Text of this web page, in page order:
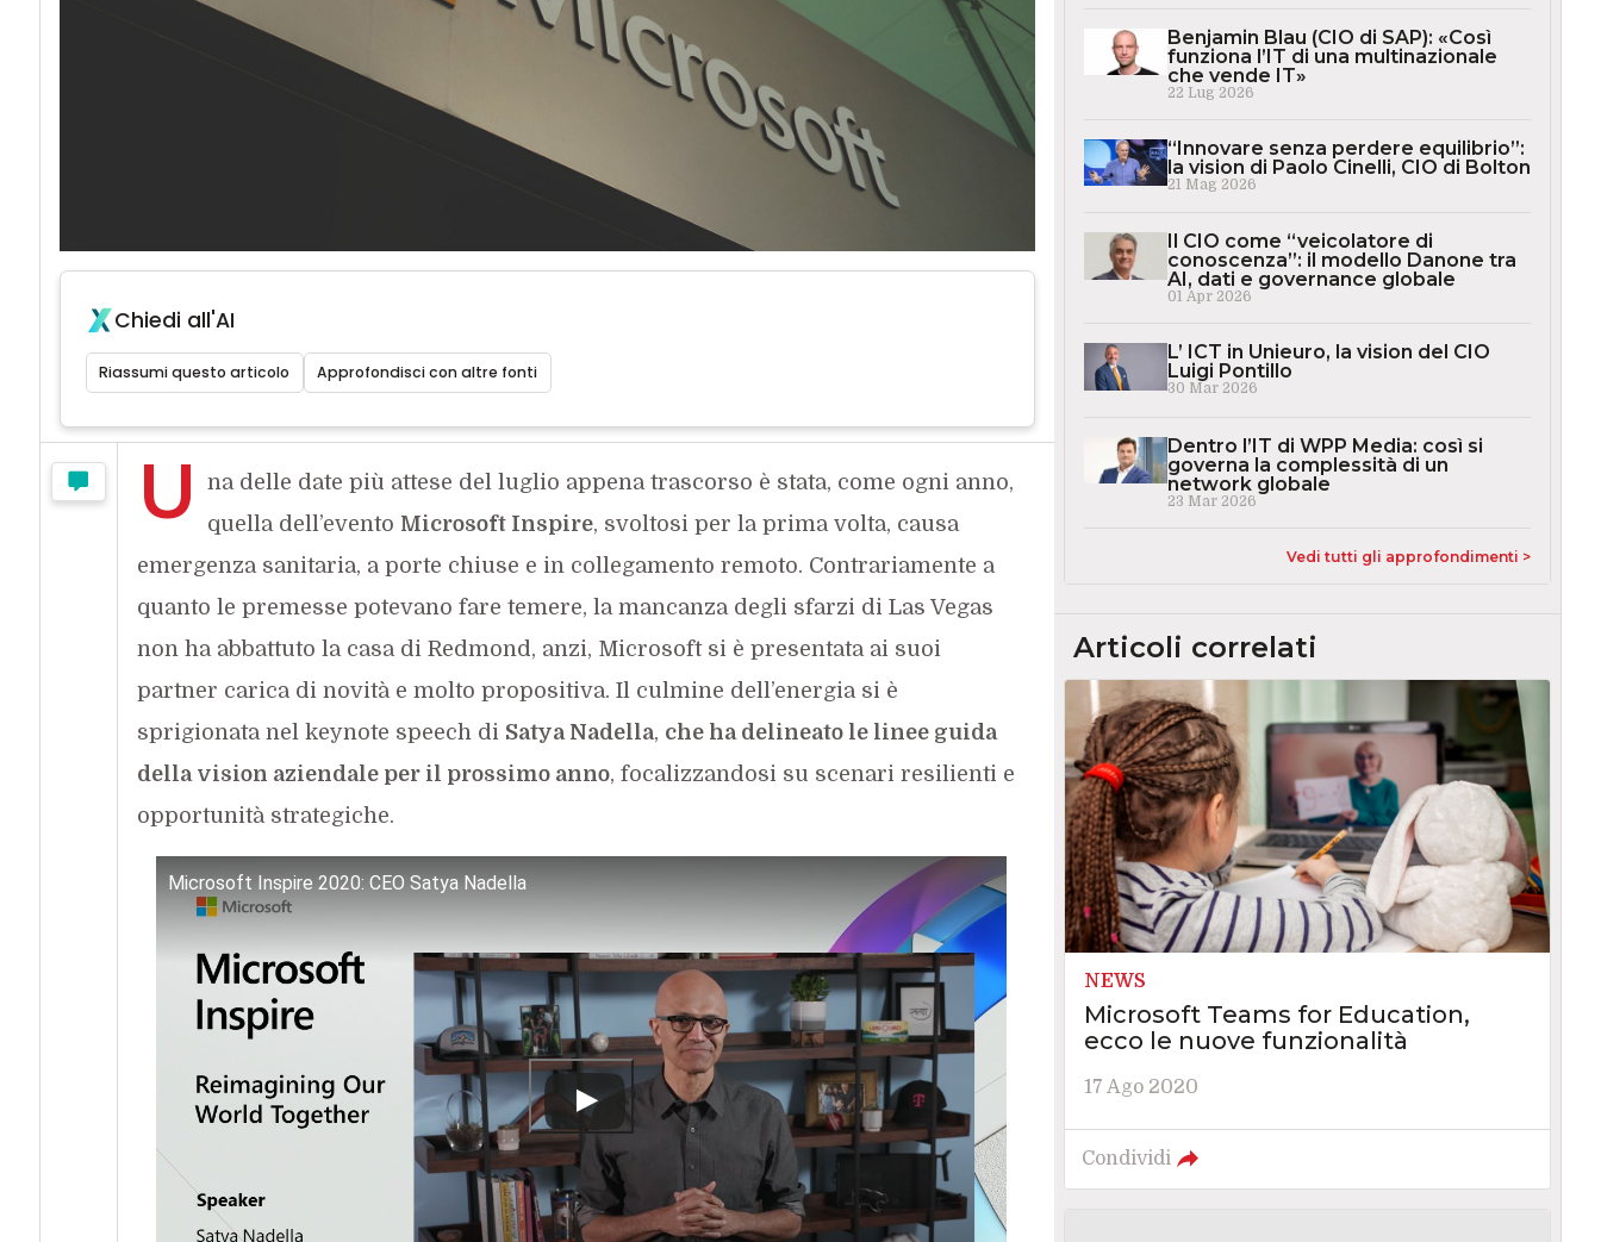
Chiedi all'AI
Riassumi questo articolo Approfondisci con altre fonti
U
na delle date più attese del luglio appena trascorso è stata, come ogni anno,
quella dell’evento Microsoft Inspire, svoltosi per la prima volta, causa
emergenza sanitaria, a porte chiuse e in collegamento remoto. Contrariamente a
quanto le premesse potevano fare temere, la mancanza degli sfarzi di Las Vegas
non ha abbattuto la casa di Redmond, anzi, Microsoft si è presentata ai suoi
partner carica di novità e molto propositiva. Il culmine dell’energia si è
sprigionata nel keynote speech di Satya Nadella, che ha delineato le linee guida
della vision aziendale per il prossimo anno, focalizzandosi su scenari resilienti e
opportunità strategiche.
Microsoft Inspire 2020: CEO Satya Nadella
Benjamin Blau (CIO di SAP): «Così
funziona l’IT di una multinazionale
che vende IT»
22 Lug 2026
“Innovare senza perdere equilibrio”:
la vision di Paolo Cinelli, CIO di Bolton
21 Mag 2026
Il CIO come “veicolatore di
conoscenza”: il modello Danone tra
AI, dati e governance globale
01 Apr 2026
L’ ICT in Unieuro, la vision del CIO
Luigi Pontillo
30 Mar 2026
Dentro l’IT di WPP Media: così si
governa la complessità di un
network globale
23 Mar 2026
Vedi tutti gli approfondimenti >
Articoli correlati
NEWS
Microsoft Teams for Education,
ecco le nuove funzionalità
17 Ago 2020
Condividi